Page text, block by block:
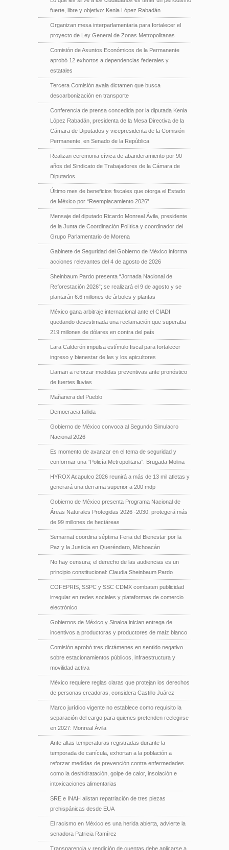
fuerte, libre y objetivo: Kenia López Rabadán
Organizan mesa interparlamentaria para fortalecer el
proyecto de Ley General de Zonas Metropolitanas
Comisión de Asuntos Económicos de la Permanente
aprobó 12 exhortos a dependencias federales y
estatales
Tercera Comisión avala dictamen que busca
descarbonización en transporte
Conferencia de prensa concedida por la diputada Kenia
López Rabadán, presidenta de la Mesa Directiva de la
Cámara de Diputados y vicepresidenta de la Comisión
Permanente, en Senado de la República
Realizan ceremonia cívica de abanderamiento por 90
años del Sindicato de Trabajadores de la Cámara de
Diputados
Último mes de beneficios fiscales que otorga el Estado
de México por “Reemplacamiento 2026”
Mensaje del diputado Ricardo Monreal Ávila, presidente
de la Junta de Coordinación Política y coordinador del
Grupo Parlamentario de Morena
Gabinete de Seguridad del Gobierno de México informa
acciones relevantes del 4 de agosto de 2026
Sheinbaum Pardo presenta “Jornada Nacional de
Reforestación 2026”; se realizará el 9 de agosto y se
plantarán 6.6 millones de árboles y plantas
México gana arbitraje internacional ante el CIADI
quedando desestimada una reclamación que superaba
219 millones de dólares en contra del país
Lara Calderón impulsa estímulo fiscal para fortalecer
ingreso y bienestar de las y los apicultores
Llaman a reforzar medidas preventivas ante pronóstico
de fuertes lluvias
Mañanera del Pueblo
Democracia fallida
Gobierno de México convoca al Segundo Simulacro
Nacional 2026
Es momento de avanzar en el tema de seguridad y
conformar una “Policía Metropolitana”: Brugada Molina
HYROX Acapulco 2026 reunirá a más de 13 mil atletas y
generará una derrama superior a 200 mdp
Gobierno de México presenta Programa Nacional de
Áreas Naturales Protegidas 2026 -2030; protegerá más
de 99 millones de hectáreas
Semarnat coordina séptima Feria del Bienestar por la
Paz y la Justicia en Queréndaro, Michoacán
No hay censura; el derecho de las audiencias es un
principio constitucional: Claudia Sheinbaum Pardo
COFEPRIS, SSPC y SSC CDMX combaten publicidad
irregular en redes sociales y plataformas de comercio
electrónico
Gobiernos de México y Sinaloa inician entrega de
incentivos a productoras y productores de maíz blanco
Comisión aprobó tres dictámenes en sentido negativo
sobre estacionamientos públicos, infraestructura y
movilidad activa
México requiere reglas claras que protejan los derechos
de personas creadoras, considera Castillo Juárez
Marco jurídico vigente no establece como requisito la
separación del cargo para quienes pretenden reelegirse
en 2027: Monreal Ávila
Ante altas temperaturas registradas durante la
temporada de canícula, exhortan a la población a
reforzar medidas de prevención contra enfermedades
como la deshidratación, golpe de calor, insolación e
intoxicaciones alimentarias
SRE e INAH alistan repatriación de tres piezas
prehispánicas desde EUA
El racismo en México es una herida abierta, advierte la
senadora Patricia Ramírez
Transparencia y rendición de cuentas debe aplicarse a